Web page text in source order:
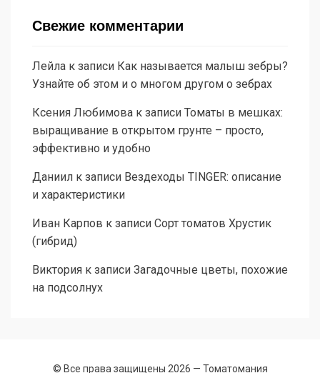
Свежие комментарии
Лейла к записи Как называется малыш зебры?
Узнайте об этом и о многом другом о зебрах
Ксения Любимова к записи Томаты в мешках:
выращивание в открытом грунте – просто,
эффективно и удобно
Даниил к записи Вездеходы TINGER: описание
и характеристики
Иван Карпов к записи Сорт томатов Хрустик
(гибрид)
Виктория к записи Загадочные цветы, похожие
на подсолнух
© Все права защищены 2026 — Томатомания